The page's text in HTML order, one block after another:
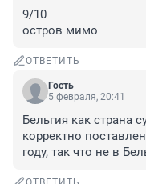
9/10
остров мимо
ОТВЕТИТЬ
Гость
5 февраля, 20:41
Бельгия как страна
корректно
году, так что не в